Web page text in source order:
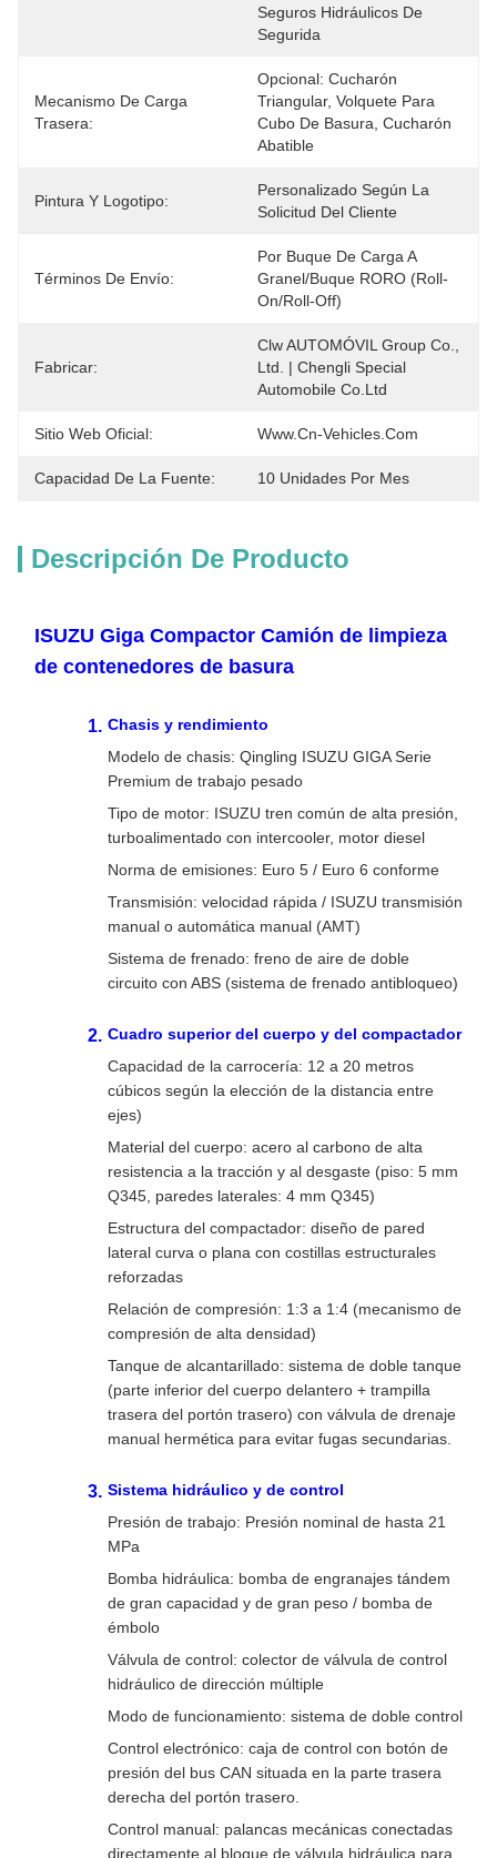
Seguros Hidráulicos De
Segurida
Mecanismo De Carga
Trasera:
Opcional: Cucharón
Triangular, Volquete Para
Cubo De Basura, Cucharón
Abatible
Pintura Y Logotipo:
Personalizado Según La
Solicitud Del Cliente
Términos De Envío:
Por Buque De Carga A
Granel/buque RORO (Roll-
On/Roll-Off)
Fabricar:
Clw AUTOMÓVIL Group Co.,
Ltd. | Chengli Special
Automobile Co.Ltd
Sitio Web Oficial: Www.cn-Vehicles.com
Capacidad De La Fuente: 10 Unidades Por Mes
Descripción De Producto
ISUZU Giga Compactor Camión de limpieza
de contenedores de basura
Chasis y rendimiento
Modelo de chasis: Qingling ISUZU GIGA Serie
Premium de trabajo pesado
Tipo de motor: ISUZU tren común de alta presión,
turboalimentado con intercooler, motor diesel
Norma de emisiones: Euro 5 / Euro 6 conforme
Transmisión: velocidad rápida / ISUZU transmisión
manual o automática manual (AMT)
Sistema de frenado: freno de aire de doble
circuito con ABS (sistema de frenado antibloqueo)
Cuadro superior del cuerpo y del compactador
Capacidad de la carrocería: 12 a 20 metros
cúbicos según la elección de la distancia entre
ejes)
Material del cuerpo: acero al carbono de alta
resistencia a la tracción y al desgaste (piso: 5 mm
Q345, paredes laterales: 4 mm Q345)
Estructura del compactador: diseño de pared
lateral curva o plana con costillas estructurales
reforzadas
Relación de compresión: 1:3 a 1:4 (mecanismo de
compresión de alta densidad)
Tanque de alcantarillado: sistema de doble tanque
(parte inferior del cuerpo delantero + trampilla
trasera del portón trasero) con válvula de drenaje
manual hermética para evitar fugas secundarias.
Sistema hidráulico y de control
Presión de trabajo: Presión nominal de hasta 21
MPa
Bomba hidráulica: bomba de engranajes tándem
de gran capacidad y de gran peso / bomba de
émbolo
Válvula de control: colector de válvula de control
hidráulico de dirección múltiple
Modo de funcionamiento: sistema de doble control
Control electrónico: caja de control con botón de
presión del bus CAN situada en la parte trasera
derecha del portón trasero.
Control manual: palancas mecánicas conectadas
directamente al bloque de válvula hidráulica para